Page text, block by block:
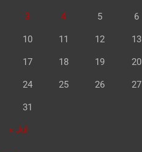
3 4 5 6
10 11 12 13
17 18 19 20
24 25 26 27
31
« Jul